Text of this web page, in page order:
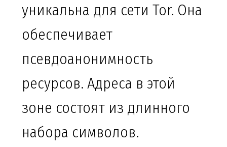
уникальна для сети Tor. Она
обеспечивает
псевдоанонимность
ресурсов. Адреса в этой
зоне состоят из длинного
набора символов.